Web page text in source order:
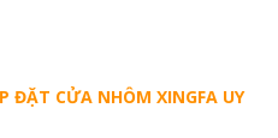
ĐẶT CỬA NHÔM XINGFA UY